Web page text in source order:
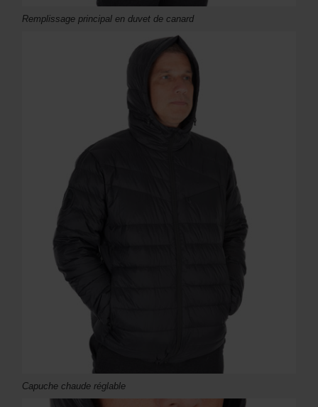
Remplissage principal en duvet de canard
Capuche chaude réglable